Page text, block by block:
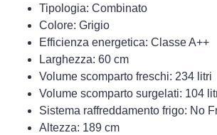
Tipologia: Combinato
Colore: Grigio
Efficienza energetica: Classe A++
Larghezza: 60 cm
Volume scomparto freschi: 234 litri
Volume scomparto surgelati: 104
Sistema raffreddamento frigo: No
Altezza: 189 cm